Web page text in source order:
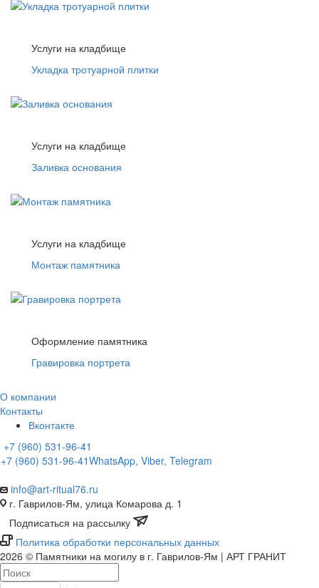
Услуги на кладбище
Укладка тротуарной плитки
Услуги на кладбище
Заливка основания
Услуги на кладбище
Монтаж памятника
Оформление памятника
Гравировка портрета
О компании
Контакты
Вконтакте
+7 (960) 531-96-41
+7 (960) 531-96-41WhatsApp, Viber, Telegram
info@art-ritual76.ru
г. Гаврилов-Ям, улица Комарова д. 1
Подписаться на рассылку
Политика обработки персональных данных
2026 © Памятники на могилу в г. Гаврилов-Ям | АРТ ГРАНИТ